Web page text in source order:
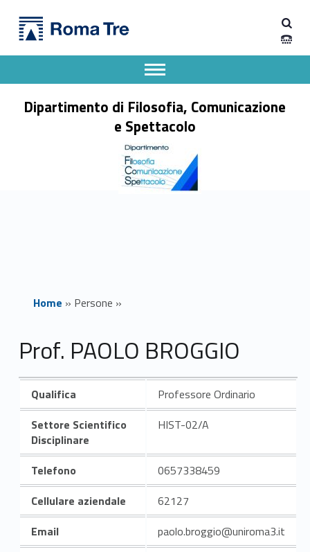
Prof. PAOLO BROGGIO - Dipartimento di Filosofia, Comunicazione e Spettacolo
Dipartimento di Filosofia, Comunicazione
e Spettacolo
Apri il menu secondario
Header info sidebar
Home » Persone »
Prof. PAOLO BROGGIO
Qualifica
Professore Ordinario
Settore Scientifico
Disciplinare
HIST-02/A
Telefono
0657338459
Cellulare aziendale
62127
Email
paolo.broggio@uniroma3.it